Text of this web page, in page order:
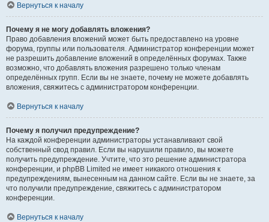
Вернуться к началу
Почему я не могу добавлять вложения?
Право добавления вложений может быть предоставлено на уровне
форума, группы или пользователя. Администратор конференции может
не разрешить добавление вложений в определённых форумах. Также
возможно, что добавлять вложения разрешено только членам
определённых групп. Если вы не знаете, почему не можете добавлять
вложения, свяжитесь с администратором конференции.
Вернуться к началу
Почему я получил предупреждение?
На каждой конференции администраторы устанавливают свой
собственный свод правил. Если вы нарушили правило, вы можете
получить предупреждение. Учтите, что это решение администратора
конференции, и phpBB Limited не имеет никакого отношения к
предупреждениям, вынесенным на данном сайте. Если вы не знаете, за
что получили предупреждение, свяжитесь с администратором
конференции.
Вернуться к началу